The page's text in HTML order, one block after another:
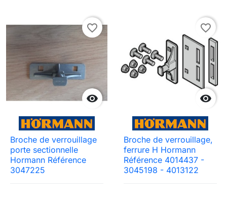

favorite_border
Broche de verrouillage
porte sectionnelle
Hormann Référence
3047225

favorite_border
Broche de verrouillage,
ferrure H Hormann
Référence 4014437 -
3045198 - 4013122